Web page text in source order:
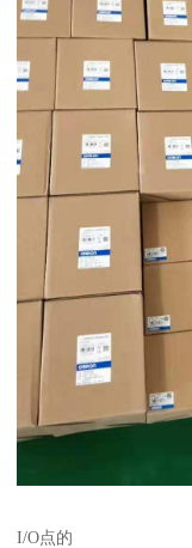
I/O点的